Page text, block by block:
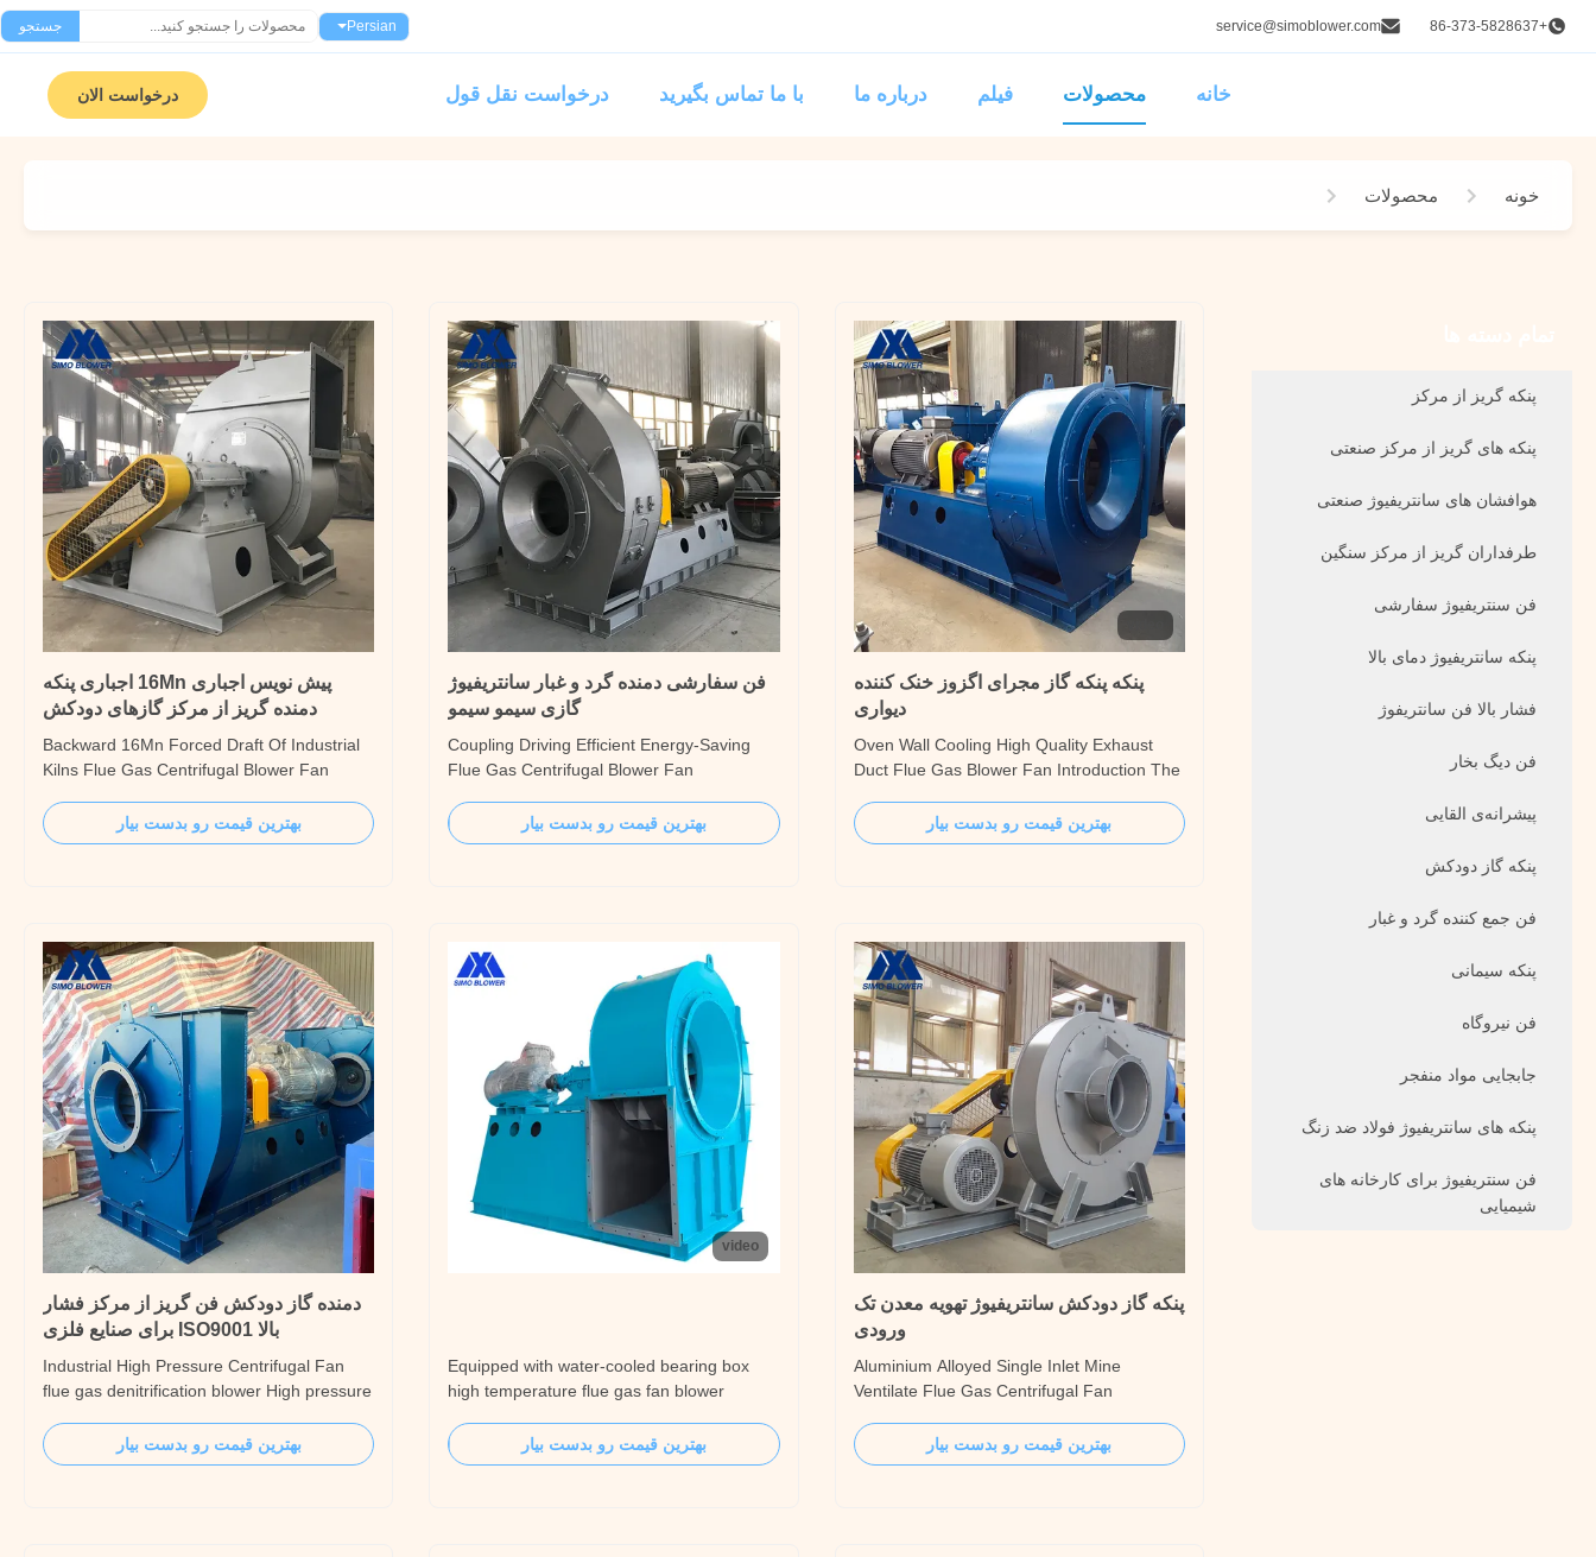
+86-373-5828637
service@simoblower.com
Persian جستجو
خانه محصولات فیلم درباره ما با ما تماس بگیرید درخواست نقل قول درخواست الان
خونه محصولات
پنکه گریز از مرکز
پنکه های گریز از مرکز صنعتی
هوافشان های سانتریفیوژ صنعتی
طرفداران گریز از مرکز سنگین
فن سنتریفیوژ سفارشی
پنکه سانتریفیوژ دمای بالا
فشار بالا فن سانتریفوژ
فن دیگ بخار
پیشرانه‌ی القایی
پنکه گاز دودکش
فن جمع کننده گرد و غبار
پنکه سیمانی
فن نیروگاه
جابجایی مواد منفجر
پنکه های سانتریفیوژ فولاد ضد زنگ
فن سنتریفیوژ برای کارخانه های
شیمیایی
پنکه پنکه گاز مجرای اگزوز خنک کننده
دیواری
Oven Wall Cooling High Quality Exhaust
Duct Flue Gas Blower Fan Introduction The
system of 2-670t/h steam boiler in thermal
power plants, it can also meet the
بهترین قیمت رو بدست بیار
فن سفارشی دمنده گرد و غبار سانتریفیوژ
گازی سیمو سیمو
Coupling Driving Efficient Energy-Saving
Flue Gas Centrifugal Blower Fan
performance requirements customized
design, and optimized by CFD technology,
بهترین قیمت رو بدست بیار
پیش نویس اجباری 16Mn اجباری پنکه
دمنده گریز از مرکز گازهای دودکش
قلیانهای صنعتی
Backward 16Mn Forced Draft Of Industrial
Kilns Flue Gas Centrifugal Blower Fan
Draft Of Industrial Kilns Flue Gas
Centrifugal Blower Fan is the earliest used
بهترین قیمت رو بدست بیار
پنکه گاز دودکش سانتریفیوژ تهویه معدن تک
ورودی
Aluminium Alloyed Single Inlet Mine
Ventilate Flue Gas Centrifugal Fan
used for the fan system of the 2t/h~670t/h
steam boiler of the thermal power plant,
بهترین قیمت رو بدست بیار
video
Equipped with water-cooled bearing box
high temperature flue gas fan blower
applications, our high-temperature flue gas
fan blower features an advanced water-
بهترین قیمت رو بدست بیار
دمنده گاز دودکش فن گریز از مرکز فشار
بالا ISO9001 برای صنایع فلزی
Industrial High Pressure Centrifugal Fan
flue gas denitrification blower High pressure
fan characteristics, high pressure fan
selection precautions Because the use of
بهترین قیمت رو بدست بیار